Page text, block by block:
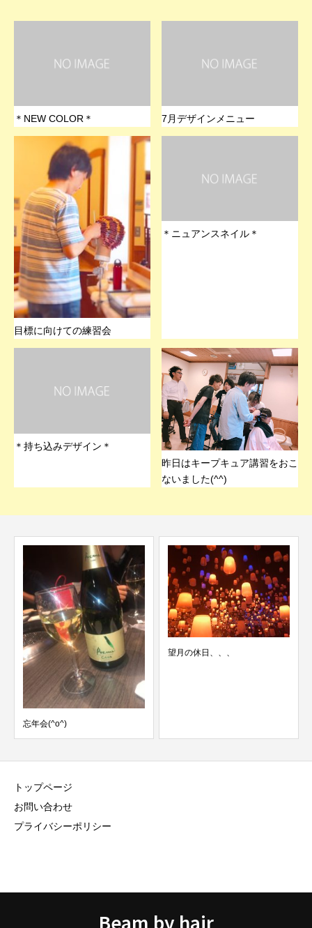
＊NEW COLOR＊ 7月デザインメニュー
目標に向けての練習会
＊ニュアンスネイル＊
＊持ち込みデザイン＊
昨日はキープキュア講習をおこ
ないました(^^)
忘年会(^o^)
望月の休日、、、
トップページ
お問い合わせ
プライバシーポリシー
Beam by hair